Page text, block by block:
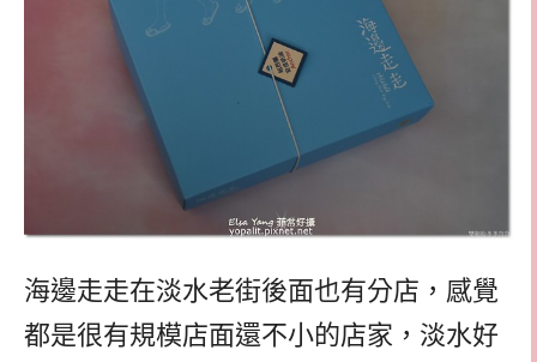
海邊走走在淡水老街後面也有分店，感覺
都是很有規模店面還不小的店家，淡水好